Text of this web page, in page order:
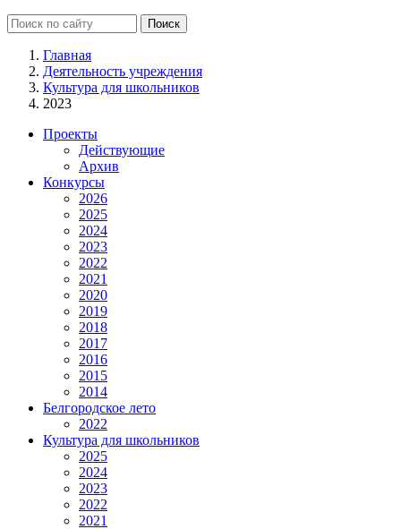
Главная
Деятельность учреждения
Культура для школьников
2023
Проекты
Действующие
Архив
Конкурсы
2026
2025
2024
2023
2022
2021
2020
2019
2018
2017
2016
2015
2014
Белгородское лето
2022
Культура для школьников
2025
2024
2023
2022
2021